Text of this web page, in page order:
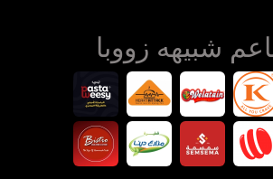
شبيهه زووبا